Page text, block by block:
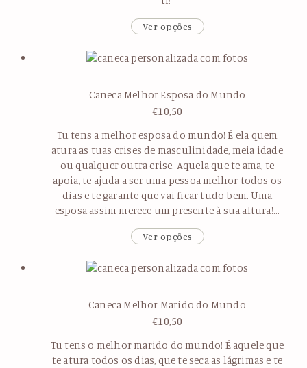
Ver opções
Caneca Melhor Esposa do Mundo
€10,50
Tu tens a melhor esposa do mundo! É ela quem
atura as tuas crises de masculinidade, meia idade
ou qualquer outra crise. Aquela que te ama, te
apoia, te ajuda a ser uma pessoa melhor todos os
dias e te garante que vai ficar tudo bem. Uma
esposa assim merece um presente à sua altura!…
Ver opções
Caneca Melhor Marido do Mundo
€10,50
Tu tens o melhor marido do mundo! É aquele que
te atura todos os dias, que te seca as lágrimas e te